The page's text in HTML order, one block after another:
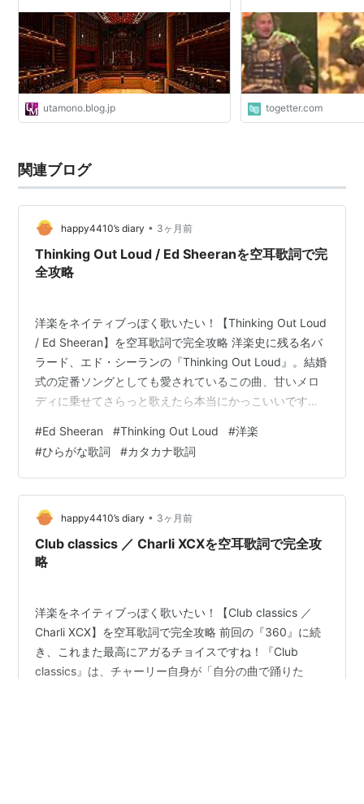
utamono.blog.jp togetter.com
関連ブログ
happy4410’s diary • 3ヶ月前
Thinking Out Loud / Ed Sheeranを空耳歌詞で完
全攻略
洋楽をネイティブっぽく歌いたい！【Thinking Out Loud
/ Ed Sheeran】を空耳歌詞で完全攻略 洋楽史に残る名バ
ラード、エド・シーランの『Thinking Out Loud』。結婚
式の定番ソングとしても愛されているこの曲、甘いメロ
ディに乗せてさらっと歌えたら本当にかっこいいですよ
り」が曲者。普通に英語を読もうとすると、メロディの
波に置いていかれがちです。 今回も、エドがギター一本
で歌う姿をイメージしながら、耳に飛び込んでくる「生
の響き」を徹底的に解析して、日本一歌いやすい空耳歌
詞を作成しました！ 🎤 サビの空耳を先取り！…
#Ed Sheeran #Thinking Out Loud #洋楽
#ひらがな歌詞 #カタカナ歌詞
happy4410’s diary • 3ヶ月前
Club classics ／ Charli XCXを空耳歌詞で完全攻
略
洋楽をネイティブっぽく歌いたい！【Club classics ／
Charli XCX】を空耳歌詞で完全攻略 前回の『360』に続
き、これまた最高にアガるチョイスですね！『Club
classics』は、チャーリー自身が「自分の曲で踊りた